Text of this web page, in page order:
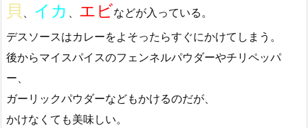
貝 、 イカ 、 エビなどが入っている。
デスソースはカレーをよそったらすぐにかけてしまう。
後からマイスパイスのフェンネルパウダーやチリペッパ
ー、
ガーリックパウダーなどもかけるのだが、
かけなくても美味しい。